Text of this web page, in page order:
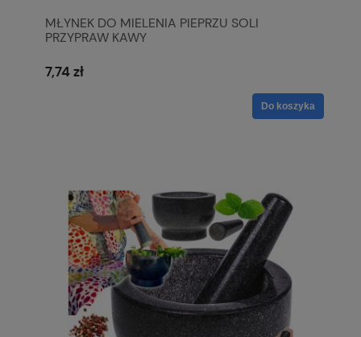
MŁYNEK DO MIELENIA PIEPRZU SOLI
PRZYPRAW KAWY
7,74 zł
Do koszyka